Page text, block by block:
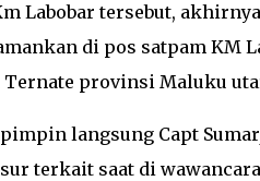
Labobar tersebut,
di pos satpam KM
provinsi Maluku
langsung Capt
terkait saat di